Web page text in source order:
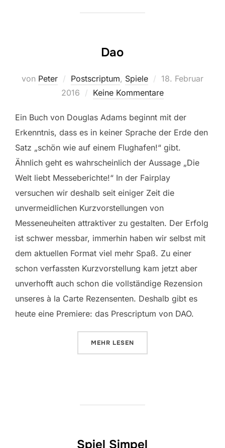
Dao
von Peter Postscriptum, Spiele
Veröffentlicht
am
18. Februar
2016
Keine Kommentare
Ein Buch von Douglas Adams beginnt mit der
Erkenntnis, dass es in keiner Sprache der Erde den
Satz „schön wie auf einem Flughafen!“ gibt.
Ähnlich geht es wahrscheinlich der Aussage „Die
Welt liebt Messeberichte!“ In der Fairplay
versuchen wir deshalb seit einiger Zeit die
unvermeidlichen Kurzvorstellungen von
Messeneuheiten attraktiver zu gestalten. Der Erfolg
ist schwer messbar, immerhin haben wir selbst mit
dem aktuellen Format viel mehr Spaß. Zu einer
schon verfassten Kurzvorstellung kam jetzt aber
unverhofft auch schon die vollständige Rezension
unseres à la Carte Rezensenten. Deshalb gibt es
heute eine Premiere: das Prescriptum von DAO.
MEHR ÜBER „DAO“
LESEN
Spiel Simpel